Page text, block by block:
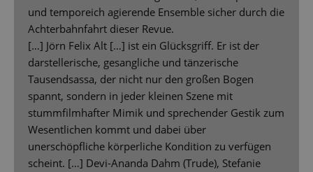
und temporeich agierende Ensemble sicher durch die
Achterbahnfahrt dieser Revue.
[…] Jörn Felix Alt […] ist ein Glücksgriff. Er ist der
darstellerische, gesangliche und tänzerische
Tausendsassa, der nicht nur den großen Bogen
spannt, sondern in jeder kleinen Szene mit
stummfilmhafter Mimik und sprechender Gestik zum
Wesentlichen kommt und dabei über
unerschöpfliche körperliche Kondition zu verfügen
scheint. […] Devi-Ananda Dahm (Trude), Stefanie